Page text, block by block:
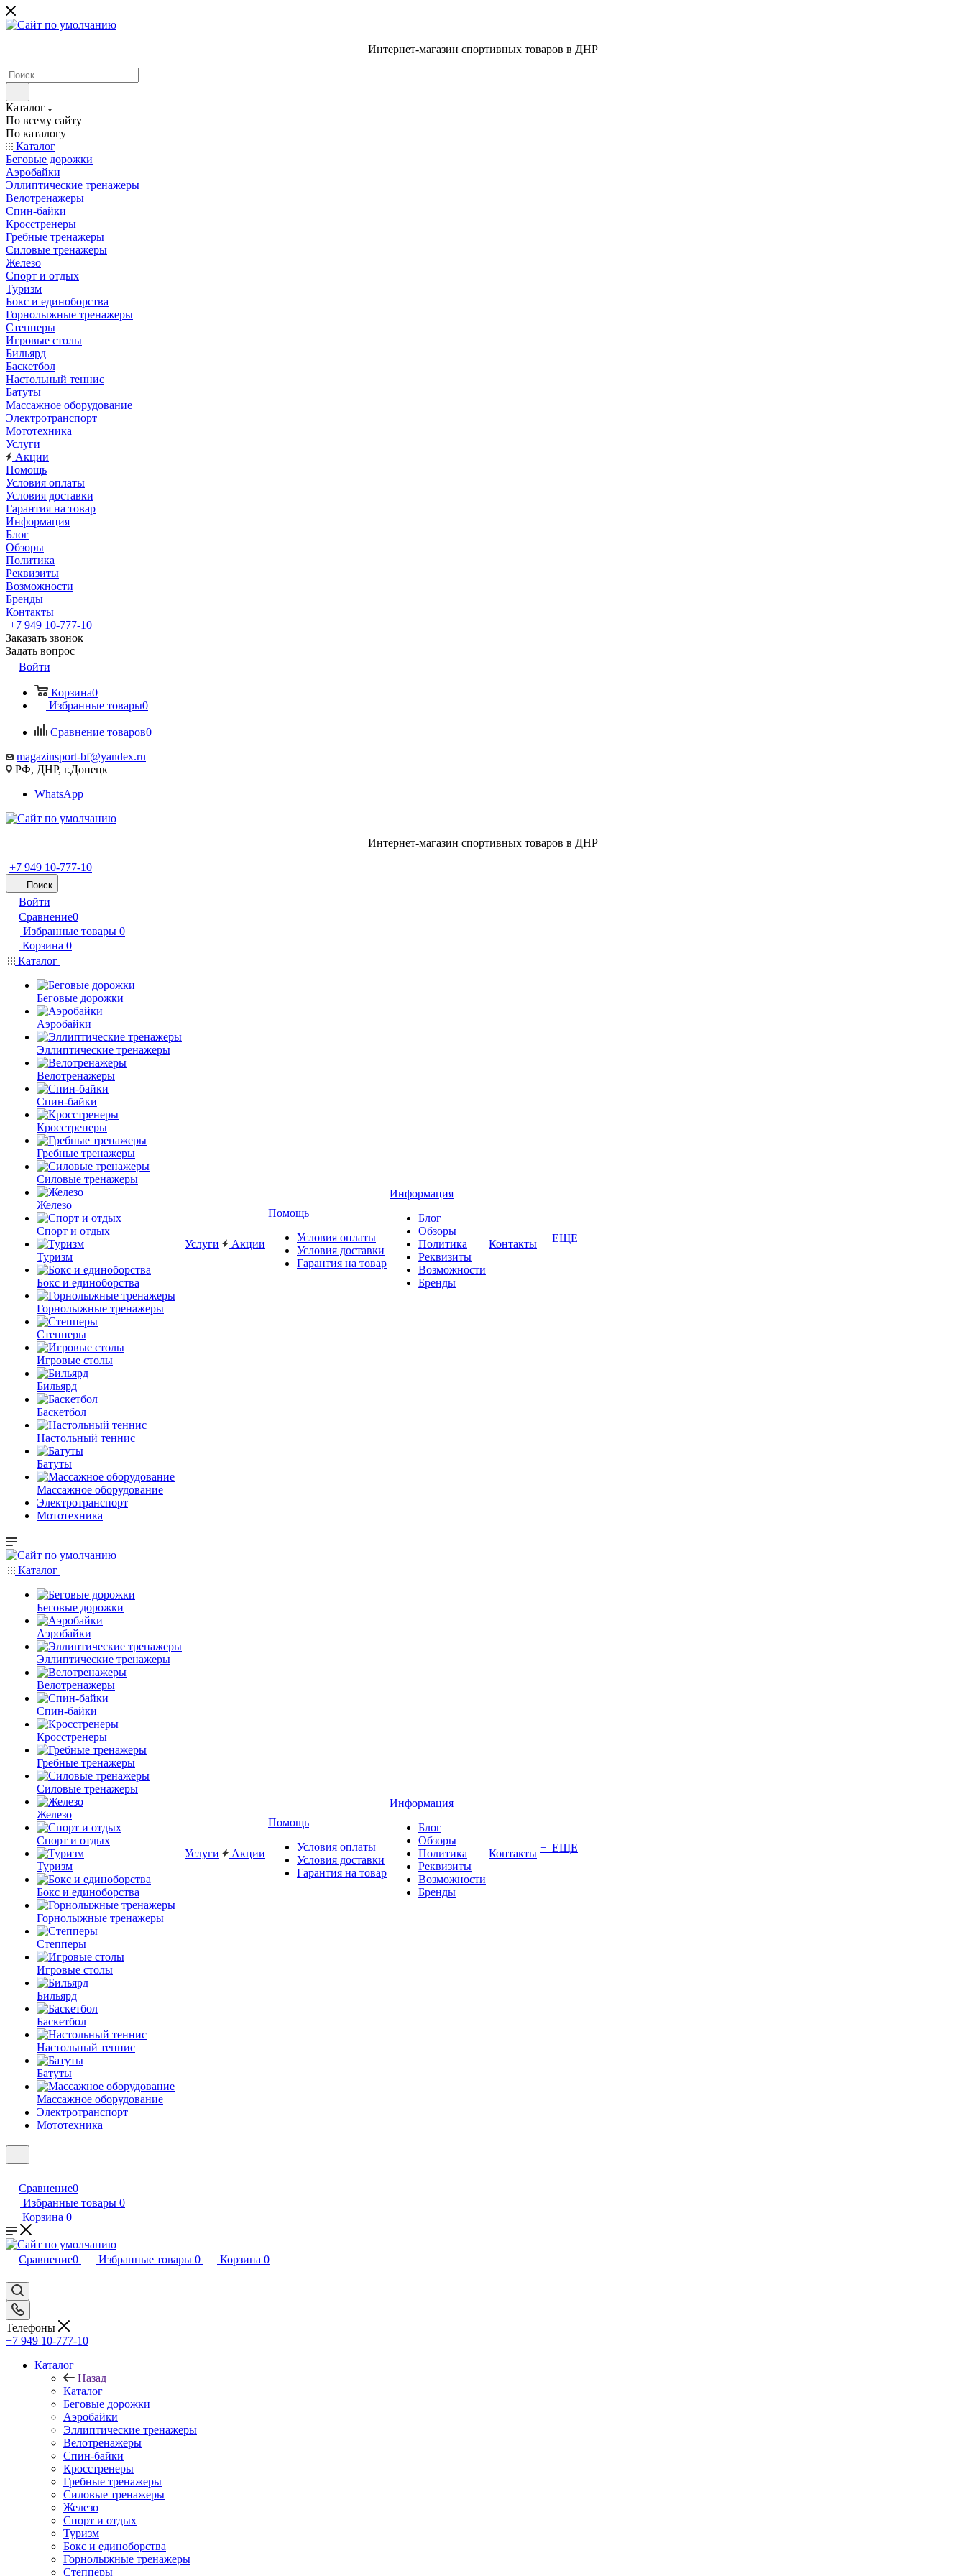
Интернет-магазин спортивных товаров в ДНР
Каталог
По всему сайту
По каталогу
Каталог
Беговые дорожки
Аэробайки
Эллиптические тренажеры
Велотренажеры
Спин-байки
Кросстренеры
Гребные тренажеры
Силовые тренажеры
Железо
Спорт и отдых
Туризм
Бокс и единоборства
Горнолыжные тренажеры
Степперы
Игровые столы
Бильярд
Баскетбол
Настольный теннис
Батуты
Массажное оборудование
Электротранспорт
Мототехника
Услуги
Акции
Помощь
Условия оплаты
Условия доставки
Гарантия на товар
Информация
Блог
Обзоры
Политика
Реквизиты
Возможности
Бренды
Контакты
+7 949 10-777-10
Заказать звонок
Задать вопрос
Войти
Корзина0
Избранные товары0
Сравнение товаров0
magazinsport-bf@yandex.ru
РФ, ДНР, г.Донецк
WhatsApp
Интернет-магазин спортивных товаров в ДНР
+7 949 10-777-10
Поиск
Войти
Сравнение0
Избранные товары 0
Корзина 0
Каталог
Беговые дорожки
Аэробайки
Эллиптические тренажеры
Велотренажеры
Спин-байки
Кросстренеры
Гребные тренажеры
Силовые тренажеры
Железо
Спорт и отдых
Туризм
Бокс и единоборства
Горнолыжные тренажеры
Степперы
Игровые столы
Бильярд
Баскетбол
Настольный теннис
Батуты
Массажное оборудование
Электротранспорт
Мототехника
Услуги Акции
Помощь
Условия оплаты
Условия доставки
Гарантия на товар
Информация
Блог
Обзоры
Политика
Реквизиты
Возможности
Бренды
Контакты + ЕЩЕ
Каталог
Беговые дорожки
Аэробайки
Эллиптические тренажеры
Велотренажеры
Спин-байки
Кросстренеры
Гребные тренажеры
Силовые тренажеры
Железо
Спорт и отдых
Туризм
Бокс и единоборства
Горнолыжные тренажеры
Степперы
Игровые столы
Бильярд
Баскетбол
Настольный теннис
Батуты
Массажное оборудование
Электротранспорт
Мототехника
Услуги Акции
Помощь
Условия оплаты
Условия доставки
Гарантия на товар
Информация
Блог
Обзоры
Политика
Реквизиты
Возможности
Бренды
Контакты + ЕЩЕ
Сравнение0
Избранные товары 0
Корзина 0
Сравнение0 Избранные товары 0 Корзина 0
Телефоны
+7 949 10-777-10
Каталог
Назад
Каталог
Беговые дорожки
Аэробайки
Эллиптические тренажеры
Велотренажеры
Спин-байки
Кросстренеры
Гребные тренажеры
Силовые тренажеры
Железо
Спорт и отдых
Туризм
Бокс и единоборства
Горнолыжные тренажеры
Степперы